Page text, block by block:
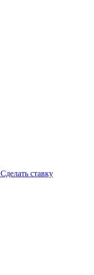
Сделать ставку